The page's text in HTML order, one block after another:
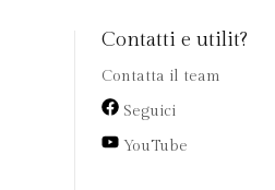
Contatti e utilit?
Contatta il team
Seguici
YouTube